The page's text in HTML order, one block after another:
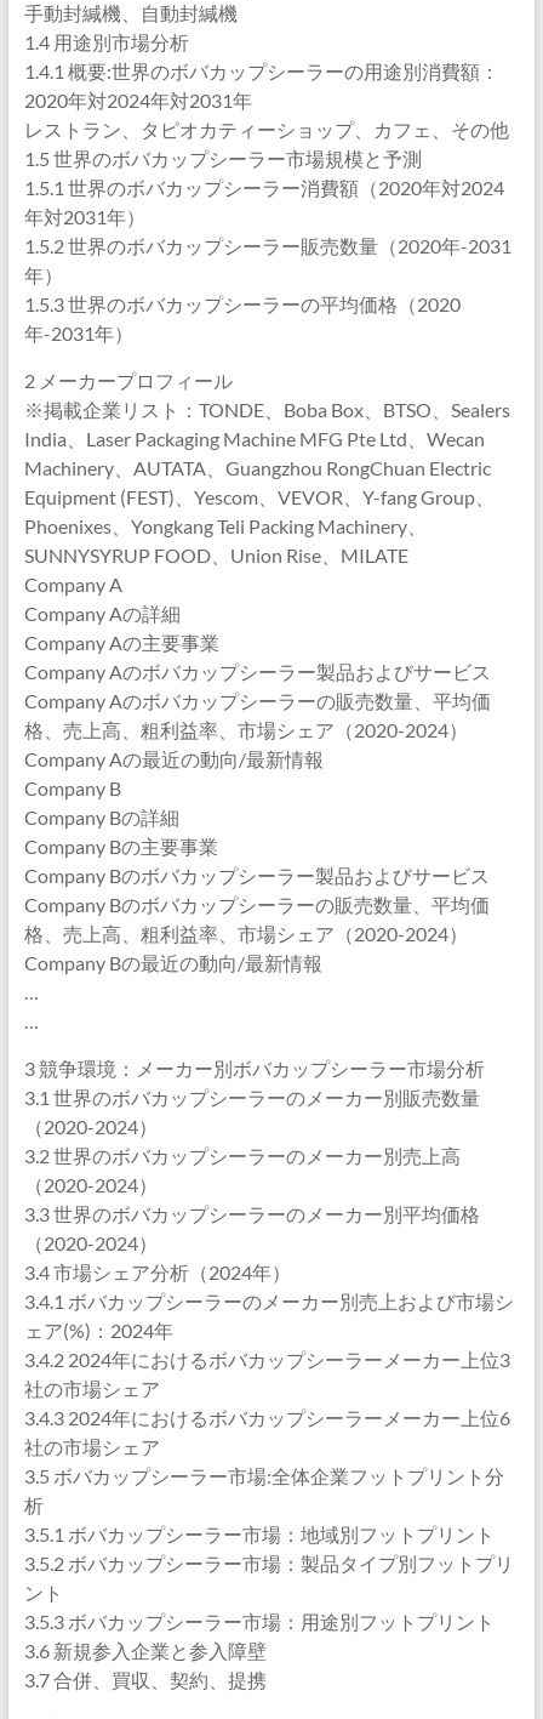
手動封緘機、自動封緘機
1.4 用途別市場分析
1.4.1 概要:世界のボバカップシーラーの用途別消費額：
2020年対2024年対2031年
レストラン、タピオカティーショップ、カフェ、その他
1.5 世界のボバカップシーラー市場規模と予測
1.5.1 世界のボバカップシーラー消費額（2020年対2024
年対2031年）
1.5.2 世界のボバカップシーラー販売数量（2020年-2031
年）
1.5.3 世界のボバカップシーラーの平均価格（2020
年-2031年）
2 メーカープロフィール
※掲載企業リスト：TONDE、Boba Box、BTSO、Sealers
India、Laser Packaging Machine MFG Pte Ltd、Wecan
Machinery、AUTATA、Guangzhou RongChuan Electric
Equipment (FEST)、Yescom、VEVOR、Y-fang Group、
Phoenixes、Yongkang Teli Packing Machinery、
SUNNYSYRUP FOOD、Union Rise、MILATE
Company A
Company Aの詳細
Company Aの主要事業
Company Aのボバカップシーラー製品およびサービス
Company Aのボバカップシーラーの販売数量、平均価
格、売上高、粗利益率、市場シェア（2020-2024）
Company Aの最近の動向/最新情報
Company B
Company Bの詳細
Company Bの主要事業
Company Bのボバカップシーラー製品およびサービス
Company Bのボバカップシーラーの販売数量、平均価
格、売上高、粗利益率、市場シェア（2020-2024）
Company Bの最近の動向/最新情報
…
…
3 競争環境：メーカー別ボバカップシーラー市場分析
3.1 世界のボバカップシーラーのメーカー別販売数量
（2020-2024）
3.2 世界のボバカップシーラーのメーカー別売上高
（2020-2024）
3.3 世界のボバカップシーラーのメーカー別平均価格
（2020-2024）
3.4 市場シェア分析（2024年）
3.4.1 ボバカップシーラーのメーカー別売上および市場シ
ェア(%)：2024年
3.4.2 2024年におけるボバカップシーラーメーカー上位3
社の市場シェア
3.4.3 2024年におけるボバカップシーラーメーカー上位6
社の市場シェア
3.5 ボバカップシーラー市場:全体企業フットプリント分
析
3.5.1 ボバカップシーラー市場：地域別フットプリント
3.5.2 ボバカップシーラー市場：製品タイプ別フットプリ
ント
3.5.3 ボバカップシーラー市場：用途別フットプリント
3.6 新規参入企業と参入障壁
3.7 合併、買収、契約、提携